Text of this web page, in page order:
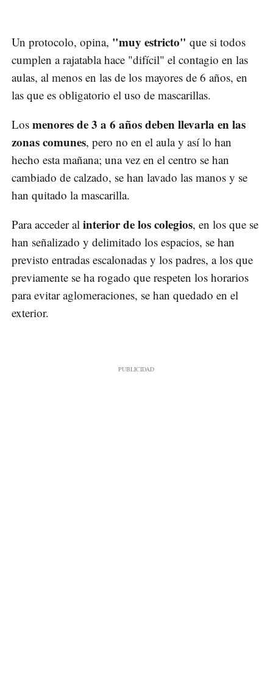
Un protocolo, opina, "muy estricto" que si todos
cumplen a rajatabla hace "difícil" el contagio en las
aulas, al menos en las de los mayores de 6 años, en
las que es obligatorio el uso de mascarillas.
Los menores de 3 a 6 años deben llevarla en las
zonas comunes, pero no en el aula y así lo han
hecho esta mañana; una vez en el centro se han
cambiado de calzado, se han lavado las manos y se
han quitado la mascarilla.
Para acceder al interior de los colegios, en los que se
han señalizado y delimitado los espacios, se han
previsto entradas escalonadas y los padres, a los que
previamente se ha rogado que respeten los horarios
para evitar aglomeraciones, se han quedado en el
exterior.